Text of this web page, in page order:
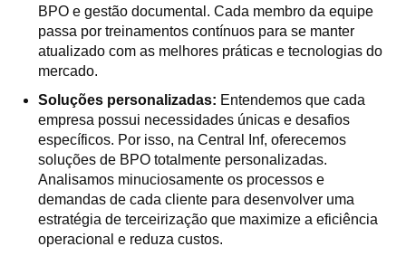
BPO e gestão documental. Cada membro da equipe
passa por treinamentos contínuos para se manter
atualizado com as melhores práticas e tecnologias do
mercado.
Soluções personalizadas: Entendemos que cada
empresa possui necessidades únicas e desafios
específicos. Por isso, na Central Inf, oferecemos
soluções de BPO totalmente personalizadas.
Analisamos minuciosamente os processos e
demandas de cada cliente para desenvolver uma
estratégia de terceirização que maximize a eficiência
operacional e reduza custos.